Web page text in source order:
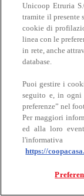
Carne
Bovino
Unicoop Etruria
tramite il presente
cookie di
linea con le
in rete, anche
database.
Puoi gestire i
seguito e, in
preferenze” nel
Per maggiori
ed alla loro
https://